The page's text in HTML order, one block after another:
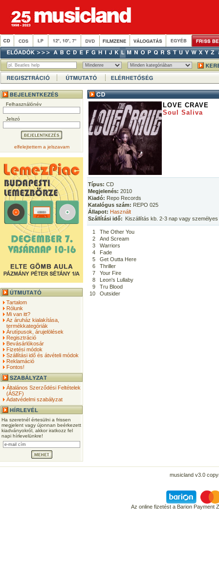
Felhasználónév
Jelszó
elfelejtettem a jelszavam
Tartalom
Rólunk
Mi van itt?
Az áruház kialakítása,
termékkategóriák
Árutípusok, árujelölések
Regisztráció
Bevásárlókosár
Fizetési módok
Szállítási idő és átvételi módok
Reklamáció
Fontos!
Általános Szerződési Feltételek
(ÁSZF)
Adatvédelmi szabályzat
Ha szeretnél értesülni a frissen
megjelent vagy újonnan beérkezett
kiadványokról, akkor iratkozz fel
napi hírlevelünkre!
LOVE CRAVE
Soul Saliva
Típus: CD
Megjelenés: 2010
Kiadó: Repo Records
Katalógus szám: REPO 025
Állapot: Használt
Szállítási idő: Kiszállítás kb. 2-3 nap vagy
1
The Other You
2
And Scream
3
Warriors
4
Fade
5
Get Outta Here
6
Thriller
7
Your Fire
8
Leon's Lullaby
9
Tru Blood
10
Outsider
musicland v3.0
Az online fizetést a Barion Payment